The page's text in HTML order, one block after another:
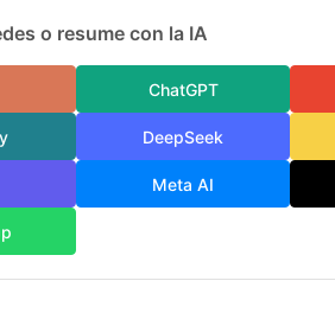
o resume con la IA
ChatGPT
DeepSeek
Meta AI